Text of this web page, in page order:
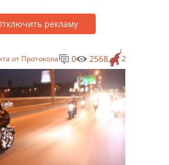
рекламу
от Протокола 2
0 2568